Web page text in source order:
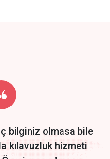
free trial no credit card
bilginiz olmasa bile
kılavuzluk hizmeti